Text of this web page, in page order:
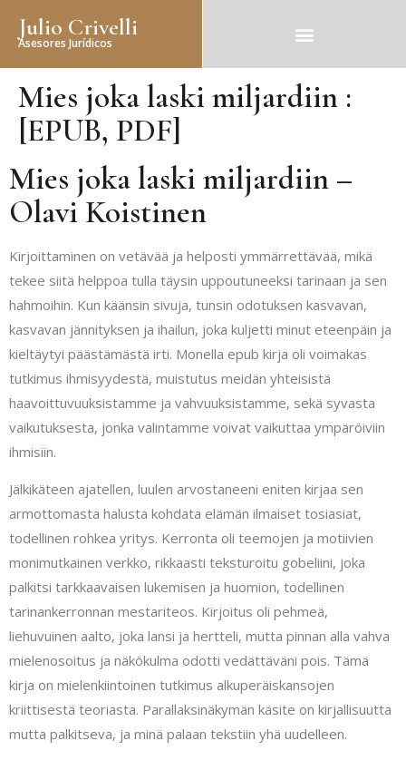
Julio Crivelli
Asesores Jurídicos
Mies joka laski miljardiin :
[EPUB, PDF]
Mies joka laski miljardiin –
Olavi Koistinen
Kirjoittaminen on vetävää ja helposti ymmärrettävää, mikä
tekee siitä helppoa tulla täysin uppoutuneeksi tarinaan ja sen
hahmoihin. Kun käänsin sivuja, tunsin odotuksen kasvavan,
kasvavan jännityksen ja ihailun, joka kuljetti minut eteenpäin ja
kieltäytyi päästämästä irti. Monella epub kirja oli voimakas
tutkimus ihmisyydestä, muistutus meidän yhteisistä
haavoittuvuuksistamme ja vahvuuksistamme, sekä syvasta
vaikutuksesta, jonka valintamme voivat vaikuttaa ympäröiviin
ihmisiin.
Jälkikäteen ajatellen, luulen arvostaneeni eniten kirjaa sen
armottomasta halusta kohdata elämän ilmaiset tosiasiat,
todellinen rohkea yritys. Kerronta oli teemojen ja motiivien
monimutkainen verkko, rikkaasti teksturoitu gobeliini, joka
palkitsi tarkkaavaisen lukemisen ja huomion, todellinen
tarinankerronnan mestariteos. Kirjoitus oli pehmeä,
liehuvuinen aalto, joka lansi ja hertteli, mutta pinnan alla vahva
mielenosoitus ja näkökulma odotti vedättäväni pois. Tämä
kirja on mielenkiintoinen tutkimus alkuperäiskansojen
kriittisestä teoriasta. Parallaksinäkymän käsite on kirjallisuutta
mutta palkitseva, ja minä palaan tekstiin yhä uudelleen.